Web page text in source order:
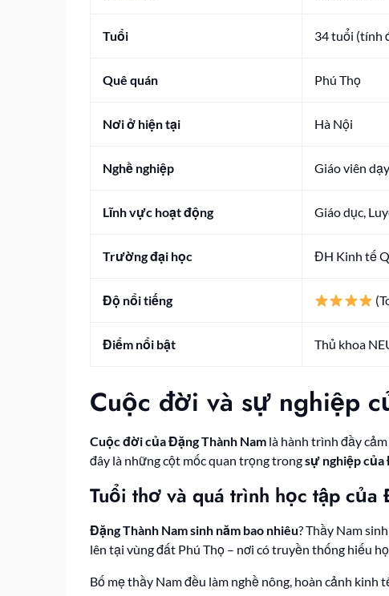
Tuổi 34 tuổi (tính
Quê quán Phú Thọ
Nơi ở hiện tại Hà Nội
Nghề nghiệp Giáo viên
Lĩnh vực hoạt động Giáo dục,
Trường đại học ĐH Kinh tế
Độ nổi tiếng
Điểm nổi bật Thủ khoa
Cuộc đời và sự nghiệp
Cuộc đời của Đặng Thành Nam là hành trình đầy
đây là những cột mốc quan trọng trongsự nghiệp của
Tuổi thơ và quá trình học tập của
Đặng Thành Nam sinh năm bao nhiêu? Thầy Nam
lên tại vùng đất Phú Thọ – nơi có truyền thống hiếu
Bố mẹ thầy Nam đều làm nghề nông, hoàn cảnh kinh